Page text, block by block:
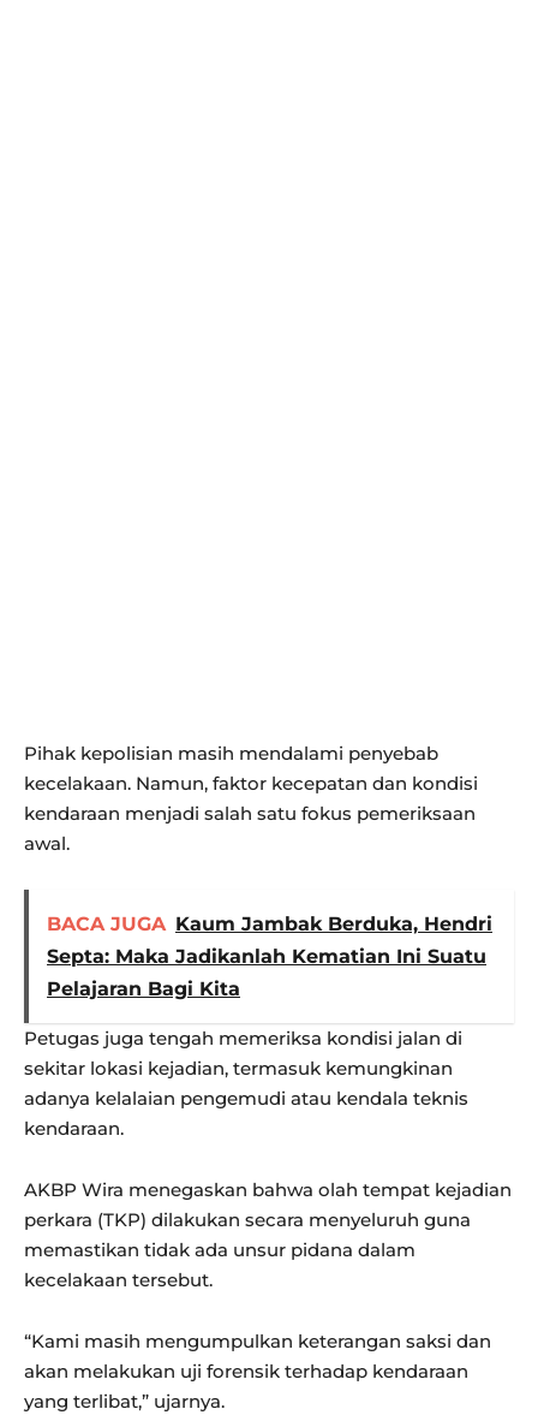
Pihak kepolisian masih mendalami penyebab
kecelakaan. Namun, faktor kecepatan dan kondisi
kendaraan menjadi salah satu fokus pemeriksaan
awal.
BACA JUGA Kaum Jambak Berduka, Hendri
Septa: Maka Jadikanlah Kematian Ini Suatu
Pelajaran Bagi Kita
Petugas juga tengah memeriksa kondisi jalan di
sekitar lokasi kejadian, termasuk kemungkinan
adanya kelalaian pengemudi atau kendala teknis
kendaraan.
AKBP Wira menegaskan bahwa olah tempat kejadian
perkara (TKP) dilakukan secara menyeluruh guna
memastikan tidak ada unsur pidana dalam
kecelakaan tersebut.
“Kami masih mengumpulkan keterangan saksi dan
akan melakukan uji forensik terhadap kendaraan
yang terlibat,” ujarnya.